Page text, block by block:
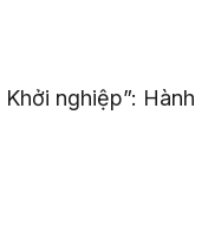
nghiệp”: Hành